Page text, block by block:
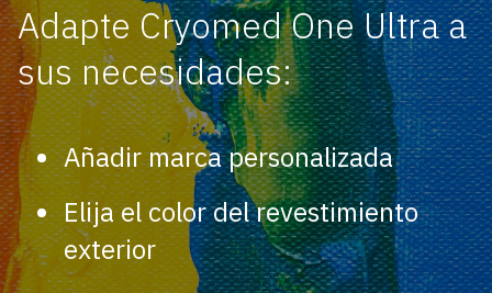
Adapte Cryomed One Ultra a
sus necesidades:
Añadir marca personalizada
Elija el color del revestimiento
exterior